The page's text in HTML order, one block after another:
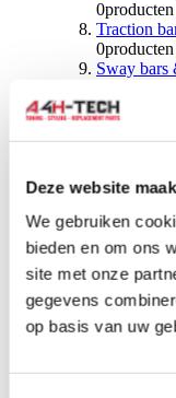
Deze website
We gebruiken
bieden en om ons
site met onze
gegevens
op basis van uw
0
Traction
0
Sway bars
Kogels &
0
Wiellagers
Wielen &
0